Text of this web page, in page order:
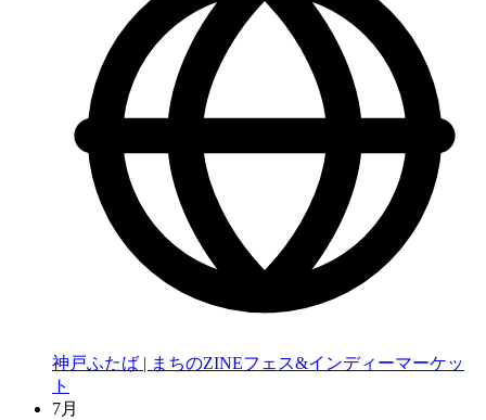
神戸ふたば | まちのZINEフェス&インディーマーケッ
ト
7月